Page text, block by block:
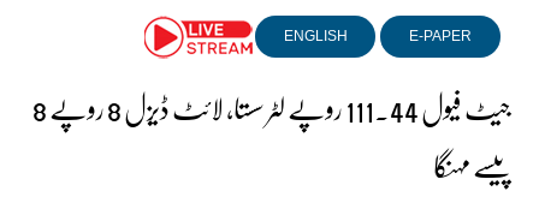
E-PAPER
ENGLISH
جیٹ فیول 111.44 روپے لٹر سستا، لائٹ ڈیزل 8 روپے 8
پیسے مہنگا